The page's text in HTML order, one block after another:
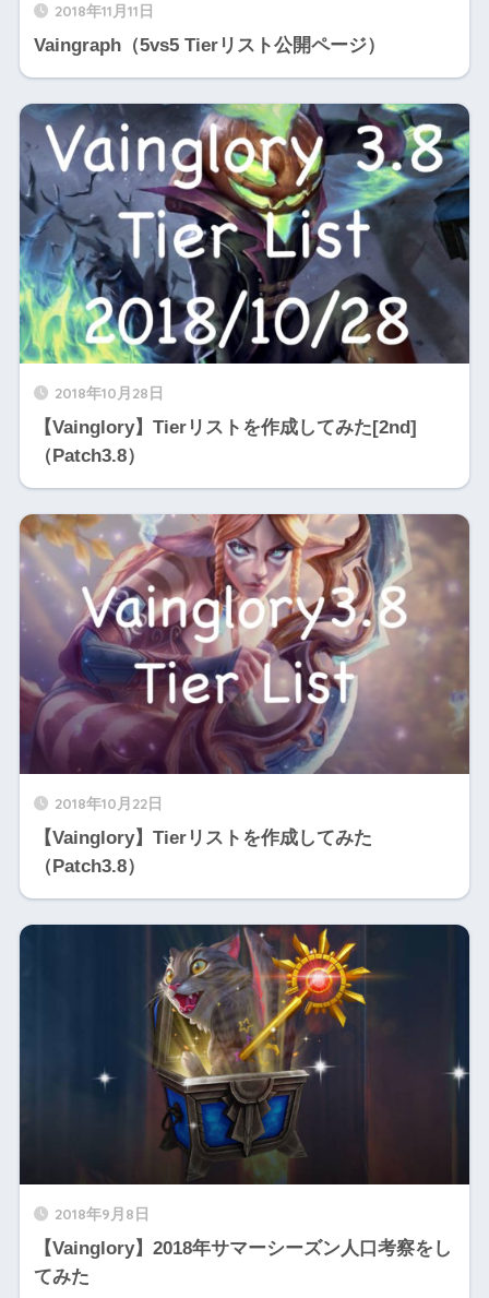
2018年11月11日
Vaingraph（5vs5 Tierリスト公開ページ）
2018年10月28日
【Vainglory】Tierリストを作成してみた[2nd]
（Patch3.8）
2018年10月22日
【Vainglory】Tierリストを作成してみた
（Patch3.8）
2018年9月8日
【Vainglory】2018年サマーシーズン人口考察をし
てみた